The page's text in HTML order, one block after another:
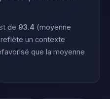
de 93.4 (moyenne
un contexte
que la moyenne